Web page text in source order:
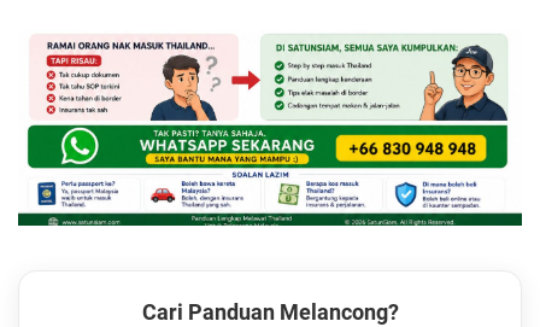
Cari Panduan Melancong?